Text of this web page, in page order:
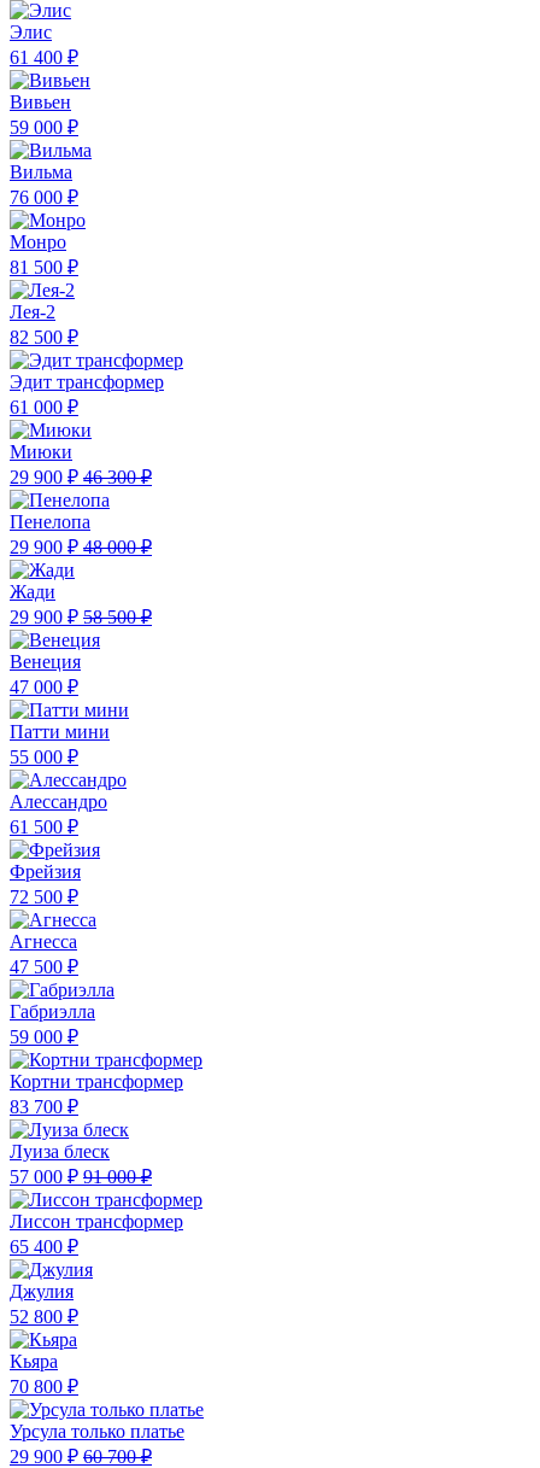
Элис
61 400 ₽
Вивьен
59 000 ₽
Вильма
76 000 ₽
Монро
81 500 ₽
Лея-2
82 500 ₽
Эдит трансформер
61 000 ₽
Миюки
29 900 ₽ 46 300 ₽
Пенелопа
29 900 ₽ 48 000 ₽
Жади
29 900 ₽ 58 500 ₽
Венеция
47 000 ₽
Патти мини
55 000 ₽
Алессандро
61 500 ₽
Фрейзия
72 500 ₽
Агнесса
47 500 ₽
Габриэлла
59 000 ₽
Кортни трансформер
83 700 ₽
Луиза блеск
57 000 ₽ 91 000 ₽
Лиссон трансформер
65 400 ₽
Джулия
52 800 ₽
Кьяра
70 800 ₽
Урсула только платье
29 900 ₽ 60 700 ₽